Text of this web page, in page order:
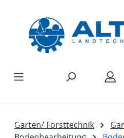
Garten/ Forsttechnik